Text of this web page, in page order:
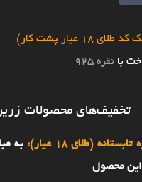
با نقره 925
تخفیف‌های محصولات
(طلای 18 عیار): به
محصول